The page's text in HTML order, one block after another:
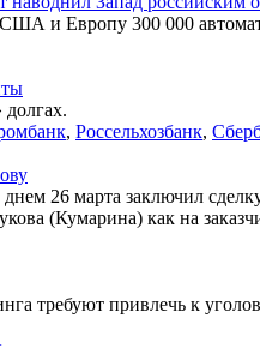
и Европу 300 000
, Россельхозбанк,
26 марта заключил
(Кумарина) как на
требуют привлечь к